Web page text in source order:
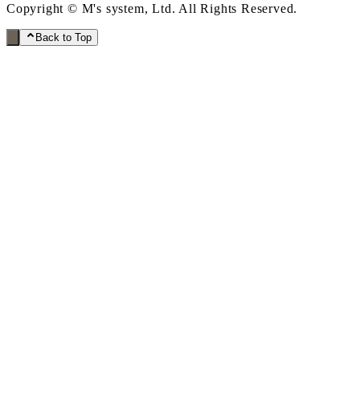
Copyright © M's system, Ltd. All Rights Reserved.
Back to Top